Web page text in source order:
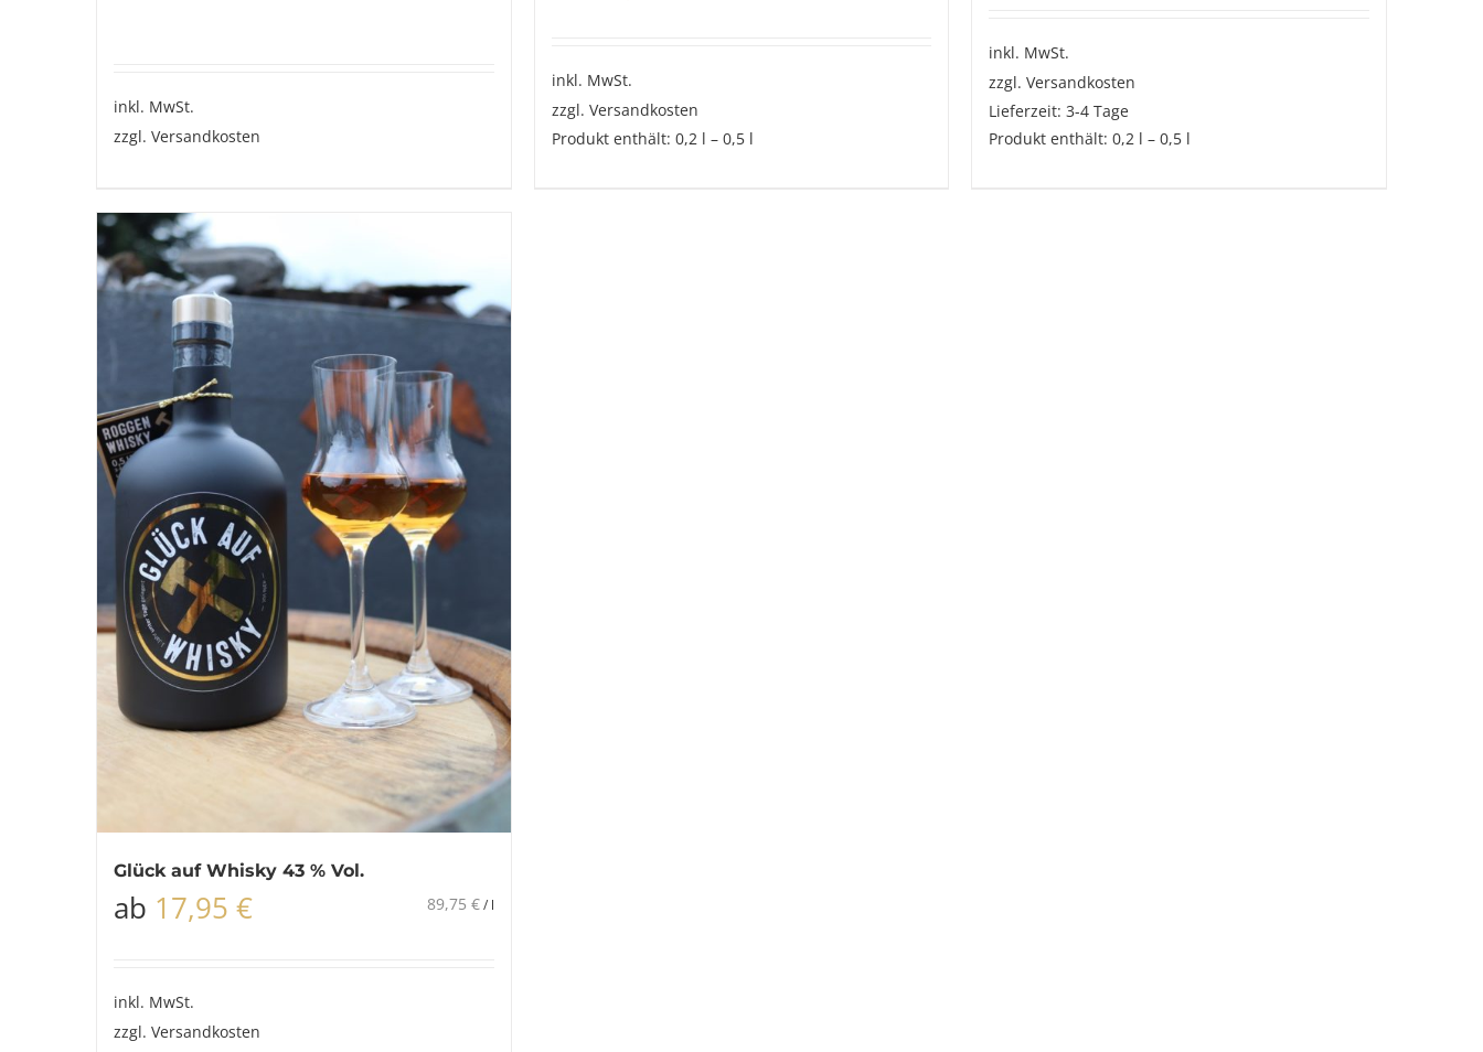
inkl. MwSt.
zzgl. Versandkosten
inkl. MwSt.
zzgl. Versandkosten
Produkt enthält: 0,2 l – 0,5 l
inkl. MwSt.
zzgl.Versandkosten
Lieferzeit:3-4 Tage
Produkt enthält: 0,2 l – 0,5 l
Glück auf Whisky 43 % Vol.
ab 17,95 € 89,75 €/ l
inkl. MwSt.
zzgl. Versandkosten